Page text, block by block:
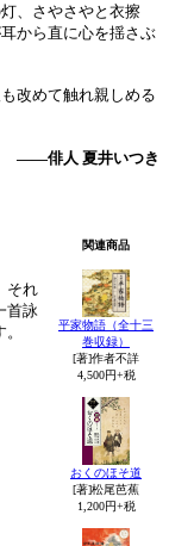
、さやさやと衣擦
から直に心を揺さぶ
改めて触れ親しめる
――俳人 夏井いつき
それ
首詠
関連商品
平家物語（全十三
巻収録）
[著]作者不詳
4,500円+税
おくのほそ道
[著]松尾芭蕉
1,200円+税